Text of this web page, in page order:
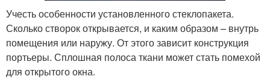
Учесть особенности установленного стеклопакета.
Сколько створок открывается, и каким образом – внутрь
помещения или наружу. От этого зависит конструкция
портьеры. Сплошная полоса ткани может стать помехой
для открытого окна.